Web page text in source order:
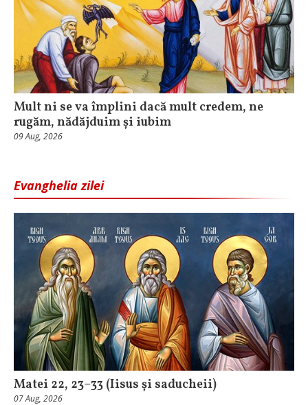
Mult ni se va împlini dacă mult credem, ne
rugăm, nădăjduim și iubim
09 Aug, 2026
Evanghelia zilei
Matei 22, 23–33 (Iisus și saducheii)
07 Aug, 2026